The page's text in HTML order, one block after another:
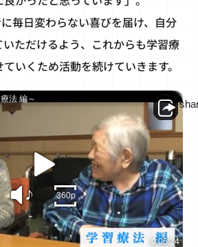
毎日変わらない喜びを届け、自分
ただけるよう、これからも学習療
いくため活動を続けていきます。
法 編～
play
sound360p
0:06:24